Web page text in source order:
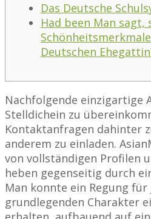
Das Deutsche
Had been Man sagt,
Deutschen
Nachfolgende einzigartige
Stelldichein zu
Kontaktanfragen dahinter
anderem zu einladen.
von vollständigen Profilen
heben gegenseitig durch
Man konnte ein Regung für
grundlegenden Charakter